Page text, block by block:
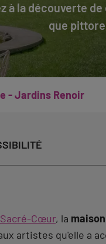
à la découverte
que
- Jardins Renoir
Sacré-Cœur, la
artistes qu'elle a